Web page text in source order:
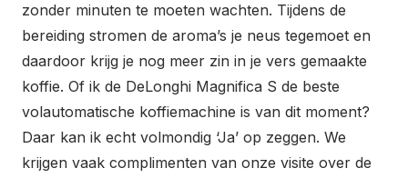
zonder minuten te moeten wachten. Tijdens de
bereiding stromen de aroma’s je neus tegemoet en
daardoor krijg je nog meer zin in je vers gemaakte
koffie. Of ik de DeLonghi Magnifica S de beste
volautomatische koffiemachine is van dit moment?
Daar kan ik echt volmondig ‘Ja’ op zeggen. We
krijgen vaak complimenten van onze visite over de